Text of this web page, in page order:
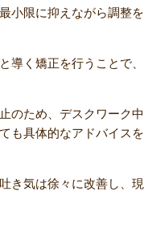
小限に抑えながら調整を
導く矯正を行うことで、
のため、デスクワーク中
も具体的なアドバイスを
き気は徐々に改善し、現